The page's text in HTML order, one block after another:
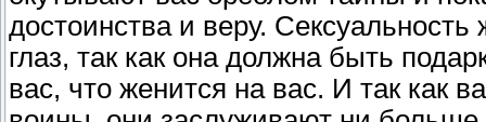
достоинства и веру.
глаз, так как она должна быть
вас, что женится на вас. И так